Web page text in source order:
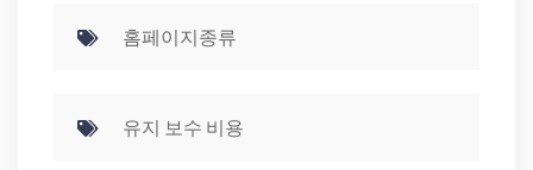
홈페이지종류
유지 보수 비용